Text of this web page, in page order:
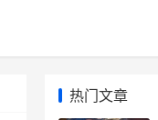
热门文章